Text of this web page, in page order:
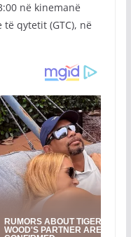
në kinemanë
qytetit (GTC), në